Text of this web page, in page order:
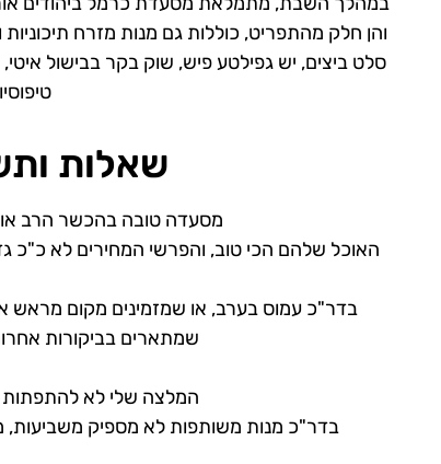
והן חלק מהתפריט, כוללות גם מנות מזרח
סלט ביצים, יש גפילטע פיש, שוק בקר בבישול
שאלות
מסעדה טובה בהכשר הרב
האוכל שלהם הכי טוב, והפרשי המחירים לא כ"כ
בדר"כ עמוס בערב, או שמזמינים מקום מראש
שמתארים בביקורות אחרות, אני
המלצה שלי לא להתפתות
בדר"כ מנות משותפות לא מספיק משביעות,